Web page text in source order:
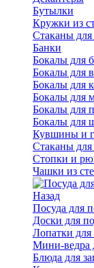
Бутылки
Кружки из
Стаканы
Банки
Бокалы для
Бокалы для
Бокалы для
Бокалы для
Бокалы для
Бокалы для
Кувшины и
Стаканы для
Стопки и
Чашки из
Назад
Посуда для
Доски для
Лопатки для
Мини-ведра
Блюда для